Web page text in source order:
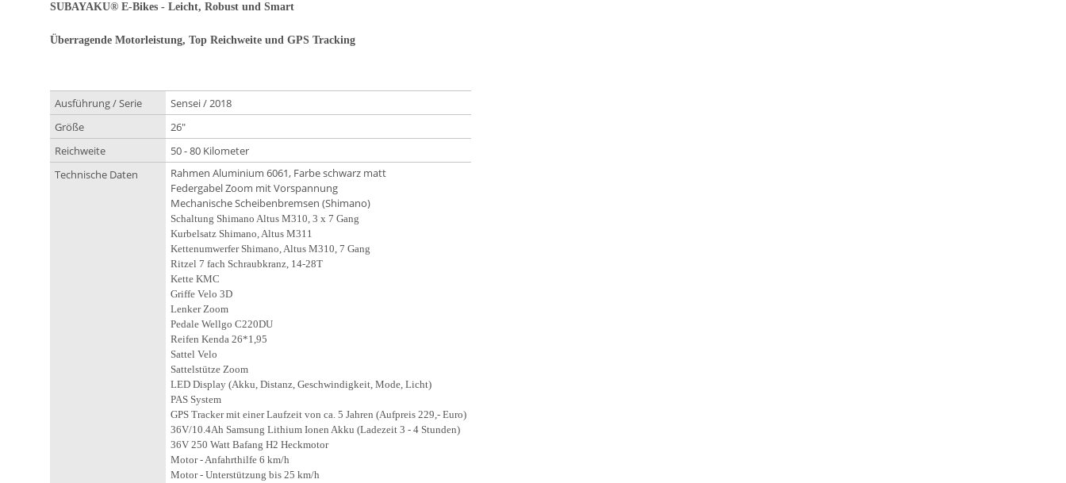
SUBAYAKU® E-Bikes - Leicht, Robust und Smart
Überragende Motorleistung, Top Reichweite und GPS Tracking
Ausführung / Serie
Sensei / 2018
Größe
26"
Reichweite
50 - 80 Kilometer
Technische Daten
Rahmen Aluminium 6061, Farbe schwarz matt
Federgabel Zoom mit Vorspannung
Mechanische Scheibenbremsen (Shimano)
Schaltung Shimano Altus M310, 3 x 7 Gang
Kurbelsatz Shimano, Altus M311
Kettenumwerfer Shimano, Altus M310, 7 Gang
Ritzel 7 fach Schraubkranz, 14-28T
Kette KMC
Griffe Velo 3D
Lenker Zoom
Pedale Wellgo C220DU
Reifen Kenda 26*1,95
Sattel Velo
Sattelstütze Zoom
LED Display (Akku, Distanz, Geschwindigkeit, Mode, Licht)
PAS System
GPS Tracker mit einer Laufzeit von ca. 5 Jahren (Aufpreis 229,- Euro)
36V/10.4Ah Samsung Lithium Ionen Akku (Ladezeit 3 - 4 Stunden)
36V 250 Watt Bafang H2 Heckmotor
Motor - Anfahrthilfe 6 km/h
Motor - Unterstützung bis 25 km/h